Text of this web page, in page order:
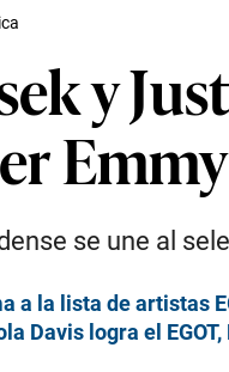
y
Emmy
se une al
a la lista de artistas
Davis logra el